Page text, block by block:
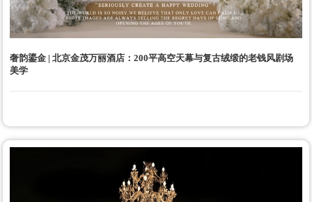
奢韵鎏金 | 北京金茂万丽酒店：200平高空天幕与复古绒缎的老钱风剧场
美学